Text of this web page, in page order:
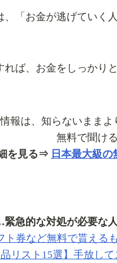
、「お金が逃げていく
れば、お金をしっかり
報は、知らないままよ
無料で聞け
を見る⇒ 日本最大級の
急的な対処が必要な
ト券など無料で貰える
品リスト15選】手放し